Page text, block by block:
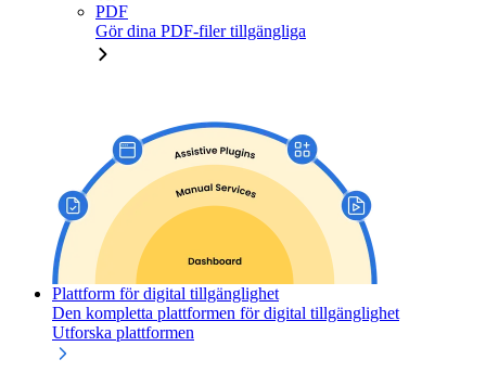
PDF
Gör dina PDF-filer tillgängliga
Plattform för digital tillgänglighet
Den kompletta plattformen för digital tillgänglighet
Utforska plattformen